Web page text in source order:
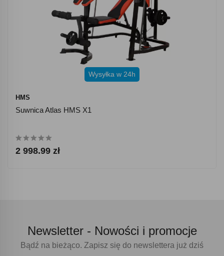
Wysyłka w 24h
HMS
Suwnica Atlas HMS X1
2 998.99 zł
Newsletter - Nowości i promocje
Bądź na bieżąco. Zapisz się do newslettera już dziś